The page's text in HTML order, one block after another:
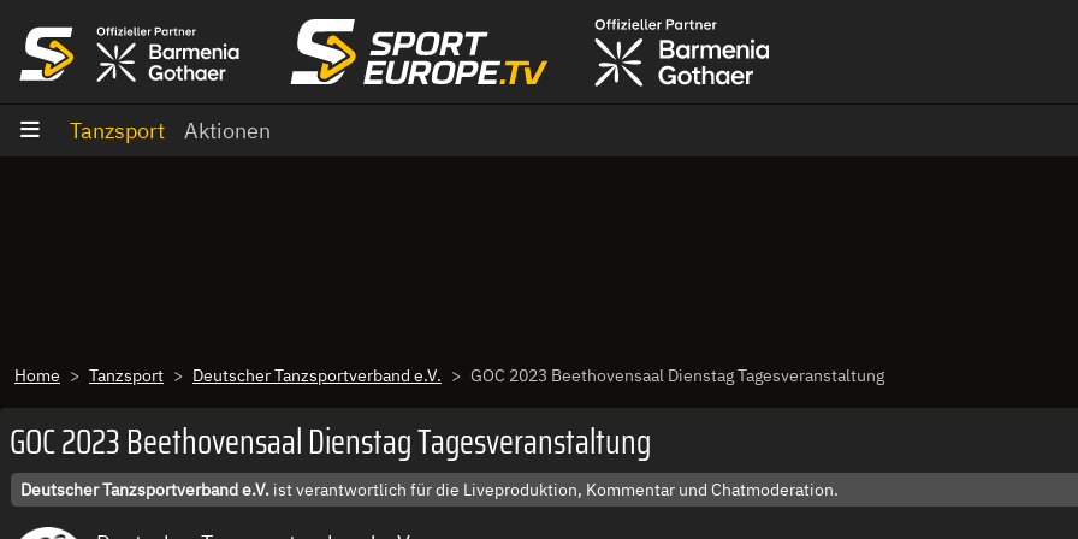
Tanzsport Aktionen
Home Tanzsport Deutscher Tanzsportverband e.V. GOC 2023 Beethovensaal Dienstag Tagesveranstaltung
GOC 2023 Beethovensaal Dienstag Tagesveranstaltung
Deutscher Tanzsportverband e.V. ist verantwortlich für die Liveproduktion, Kommentar und Chatmoderation.